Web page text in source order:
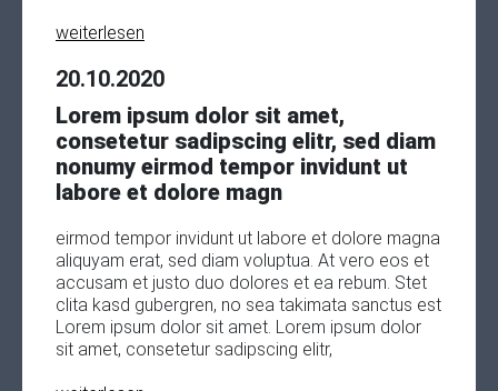
weiterlesen
20.10.2020
Lorem ipsum dolor sit amet,
consetetur sadipscing elitr, sed diam
nonumy eirmod tempor invidunt ut
labore et dolore magn
eirmod tempor invidunt ut labore et dolore magna
aliquyam erat, sed diam voluptua. At vero eos et
accusam et justo duo dolores et ea rebum. Stet
clita kasd gubergren, no sea takimata sanctus est
Lorem ipsum dolor sit amet. Lorem ipsum dolor
sit amet, consetetur sadipscing elitr,